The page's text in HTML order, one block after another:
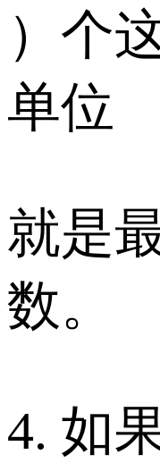
）个
单位
就是
数。
4. 如